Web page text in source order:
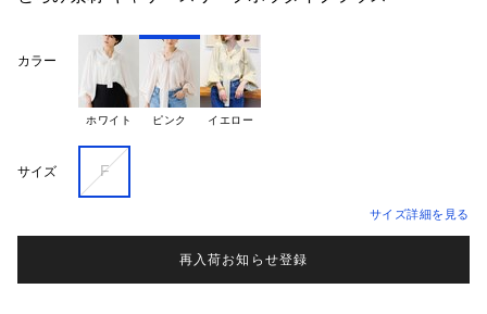
カラー
ホワイト ピンク イエロー
サイズ F
サイズ詳細を見る
再入荷お知らせ登録